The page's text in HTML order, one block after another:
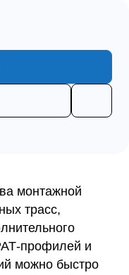
монтажной
трасс,
профилей и
можно быстро